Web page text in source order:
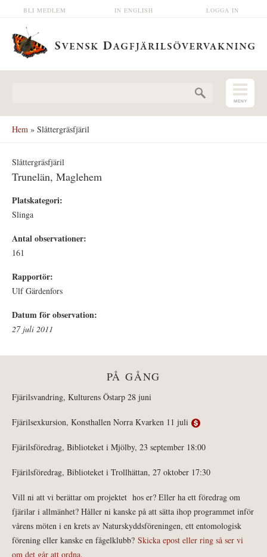
Hoppa till huvudinnehåll LOGGA IN
IN ENGLISH
BLI MEDLEM
Hem » Slåttergräsfjäril
Slåttergräsfjäril
Trunelän, Maglehem
Platskategori:
Slinga
Antal observationer:
161
Rapportör:
Ulf Gärdenfors
Datum för observation:
27 juli 2011
PÅ GÅNG
Fjärilsvandring, Kulturens Östarp 28 juni
Fjärilsexkursion, Konsthallen Norra Kvarken 11 juli
Fjärilsföredrag, Biblioteket i Mjölby, 23 september 18:00
Fjärilsföredrag, Biblioteket i Trollhättan, 27 oktober 17:30
Vill ni att vi berättar om projektet hos er? Eller ha ett föredrag om
fjärilar i allmänhet? Håller ni kanske på att sätta ihop programmet inför
vårens möten i en krets av Naturskyddsföreningen, ett entomologisk
förening eller kanske en fågelklubb? Skicka epost eller ring så ser vi
om det går att ordna.